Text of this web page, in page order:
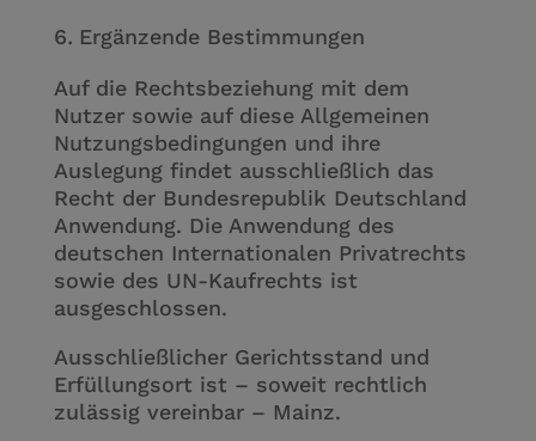
Ergänzende Bestimmungen
Auf die Rechtsbeziehung mit dem
Nutzer sowie auf diese Allgemeinen
Nutzungsbedingungen und ihre
Auslegung findet ausschließlich das
Recht der Bundesrepublik Deutschland
Anwendung. Die Anwendung des
deutschen Internationalen Privatrechts
sowie des UN-Kaufrechts ist
ausgeschlossen.
Ausschließlicher Gerichtsstand und
Erfüllungsort ist – soweit rechtlich
zulässig vereinbar – Mainz.